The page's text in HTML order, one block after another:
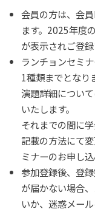
会員の方は、会
ます。2025年度
が表示されご登
ランチョンセミ
1種類までとなり
演題詳細について
いたします。
それまでの間に
記載の方法にて
ミナーのお申し込
参加登録後、登
が届かない場合
いか、迷惑メー